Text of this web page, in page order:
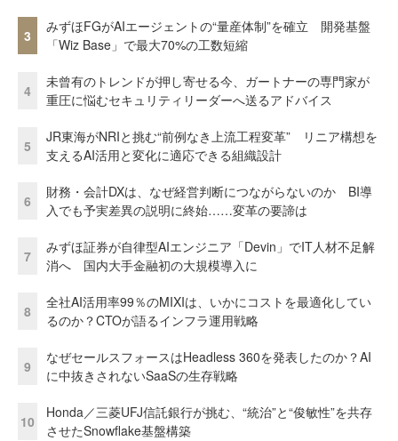
3
みずほFGがAIエージェントの“量産体制”を確立 開発基盤
「Wiz Base」で最大70%の工数短縮
4
未曾有のトレンドが押し寄せる今、ガートナーの専門家が
重圧に悩むセキュリティリーダーへ送るアドバイス
5
JR東海がNRIと挑む“前例なき上流工程変革” リニア構想を
支えるAI活用と変化に適応できる組織設計
6
財務・会計DXは、なぜ経営判断につながらないのか BI導
入でも予実差異の説明に終始……変革の要諦は
7
みずほ証券が自律型AIエンジニア「Devin」でIT人材不足解
消へ 国内大手金融初の大規模導入に
8
全社AI活用率99％のMIXIは、いかにコストを最適化してい
るのか？CTOが語るインフラ運用戦略
9
なぜセールスフォースはHeadless 360を発表したのか？AI
に中抜きされないSaaSの生存戦略
10
Honda／三菱UFJ信託銀行が挑む、“統治”と“俊敏性”を共存
させたSnowflake基盤構築